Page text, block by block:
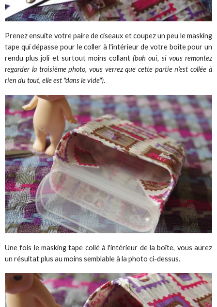
Prenez ensuite votre paire de ciseaux et coupez un peu le masking
tape qui dépasse pour le coller à l'intérieur de votre boîte pour un
rendu plus joli et surtout moins collant (bah oui, si vous remontez
regarder la troisième photo, vous verrez que cette partie n'est collée à
rien du tout, elle est "dans le vide").
Une fois le masking tape collé à l'intérieur de la boîte, vous aurez
un résultat plus au moins semblable à la photo ci-dessus.